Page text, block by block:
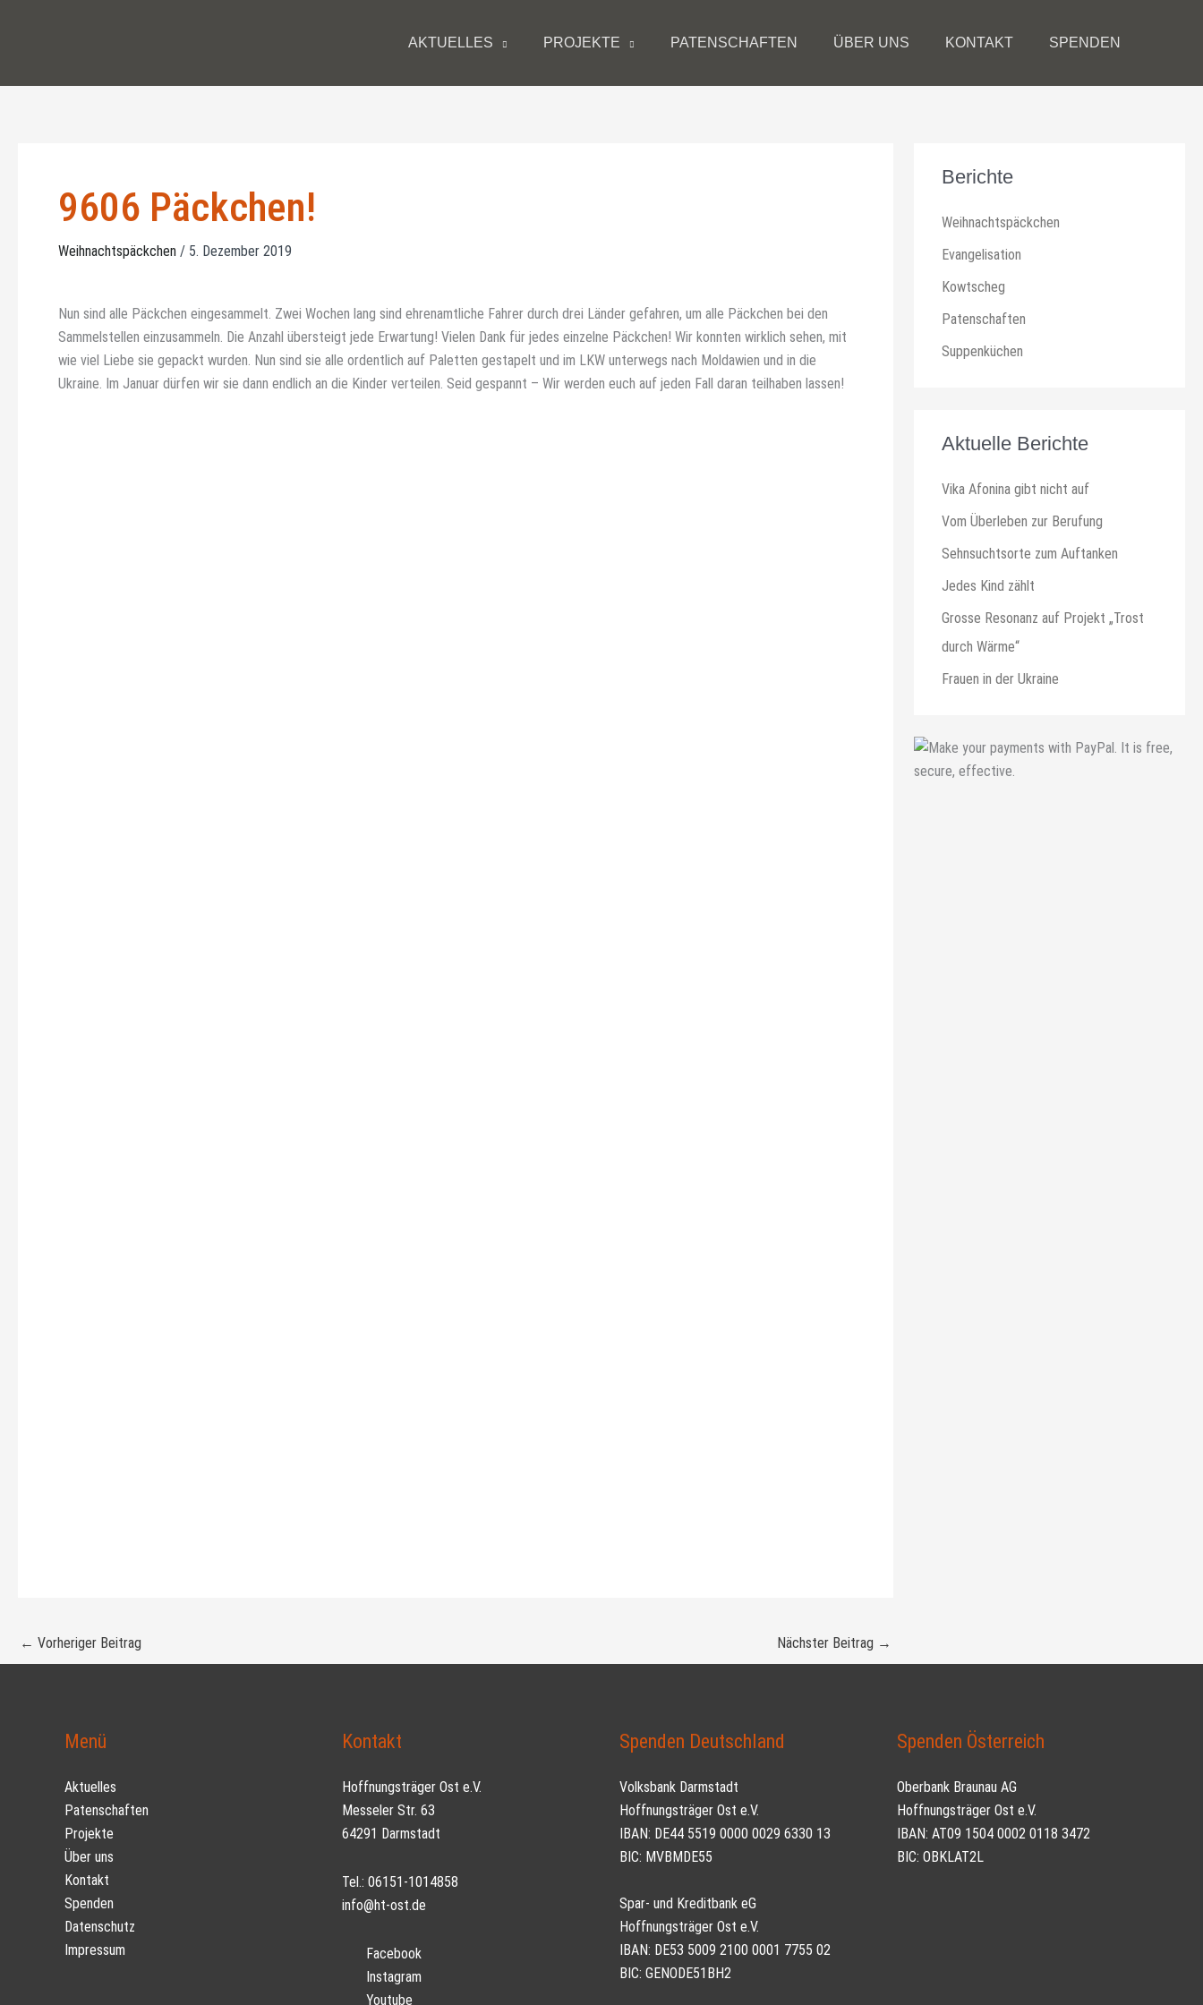
AKTUELLES PROJEKTE PATENSCHAFTEN ÜBER UNS KONTAKT SPENDEN
9606 Päckchen!
Weihnachtspäckchen / 5. Dezember 2019
Nun sind alle Päckchen eingesammelt. Zwei Wochen lang sind ehrenamtliche Fahrer durch drei Länder gefahren, um alle Päckchen bei den
Sammelstellen einzusammeln. Die Anzahl übersteigt jede Erwartung! Vielen Dank für jedes einzelne Päckchen! Wir konnten wirklich sehen, mit
wie viel Liebe sie gepackt wurden. Nun sind sie alle ordentlich auf Paletten gestapelt und im LKW unterwegs nach Moldawien und in die
Ukraine. Im Januar dürfen wir sie dann endlich an die Kinder verteilen. Seid gespannt – Wir werden euch auf jeden Fall daran teilhaben lassen!
← Vorheriger Beitrag Nächster Beitrag →
Berichte
Weihnachtspäckchen
Evangelisation
Kowtscheg
Patenschaften
Suppenküchen
Aktuelle Berichte
Vika Afonina gibt nicht auf
Vom Überleben zur Berufung
Sehnsuchtsorte zum Auftanken
Jedes Kind zählt
Grosse Resonanz auf Projekt „Trost
durch Wärme“
Frauen in der Ukraine
Menü
Aktuelles
Patenschaften
Projekte
Über uns
Kontakt
Spenden
Datenschutz
Impressum
Kontakt
Hoffnungsträger Ost e.V.
Messeler Str. 63
64291 Darmstadt
Tel.: 06151-1014858
info@ht-ost.de
Facebook
Instagram
Youtube
Spenden Deutschland
Volksbank Darmstadt
Hoffnungsträger Ost e.V.
IBAN: DE44 5519 0000 0029 6330 13
BIC: MVBMDE55
Spar- und Kreditbank eG
Hoffnungsträger Ost e.V.
IBAN: DE53 5009 2100 0001 7755 02
BIC: GENODE51BH2
Spenden Österreich
Oberbank Braunau AG
Hoffnungsträger Ost e.V.
IBAN: AT09 1504 0002 0118 3472
BIC: OBKLAT2L